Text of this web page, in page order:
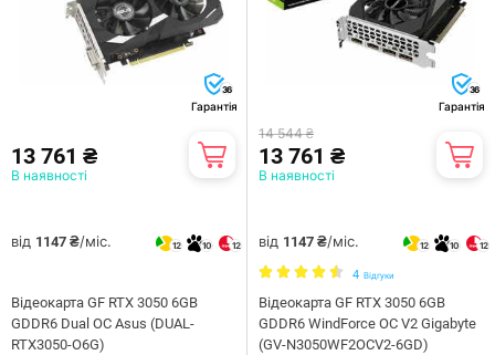
36
Гарантія
13 761 ₴
В наявності
від 1147 ₴/міс. 12 10 12
Відеокарта GF RTX 3050 6GB
GDDR6 Dual OC Asus (DUAL-
RTX3050-O6G)
36
Гарантія
14 544 ₴
13 761 ₴
В наявності
від 1147 ₴/міс. 12 10 12
4 Відгуки
Відеокарта GF RTX 3050 6GB
GDDR6 WindForce OC V2 Gigabyte
(GV-N3050WF2OCV2-6GD)